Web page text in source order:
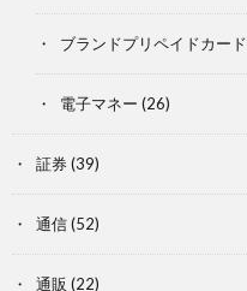
ブランドプリペイドカード
電子マネー (26)
証券(39)
通信(52)
通販 (22)